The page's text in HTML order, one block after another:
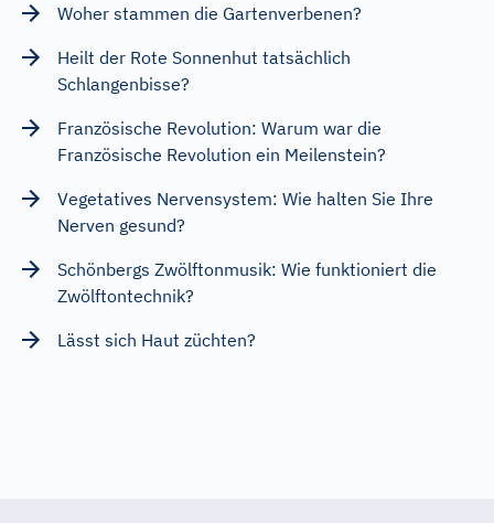
Woher stammen die Gartenverbenen?
Heilt der Rote Sonnenhut tatsächlich
Schlangenbisse?
Französische Revolution: Warum war die
Französische Revolution ein Meilenstein?
Vegetatives Nervensystem: Wie halten Sie Ihre
Nerven gesund?
Schönbergs Zwölftonmusik: Wie funktioniert die
Zwölftontechnik?
Lässt sich Haut züchten?